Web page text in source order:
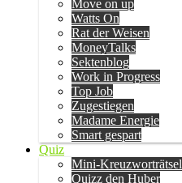
Move on up
Watts On
Rat der Weisen
MoneyTalks
Sektenblog
Work in Progress
Top Job
Zugestiegen
Madame Energie
Smart gespart
Quiz
Mini-Kreuzworträtsel
Quizz den Huber